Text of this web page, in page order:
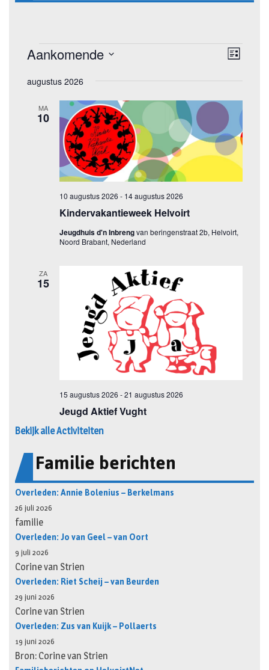
Bekijk alle Activiteiten
Familie berichten
Overleden: Annie Bolenius – Berkelmans
26 juli 2026
familie
Overleden: Jo van Geel – van Oort
9 juli 2026
Corine van Strien
Overleden: Riet Scheij – van Beurden
29 juni 2026
Corine van Strien
Overleden: Zus van Kuijk – Pollaerts
19 juni 2026
Bron: Corine van Strien